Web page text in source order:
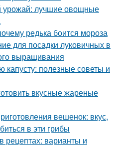
урожай: лучшие овощные
редька боится мороза
для посадки луковичных в
выращивания
капусту: полезные советы и
вкусные жареные
вешенок: вкус,
в эти грибы
рецептах: варианты и